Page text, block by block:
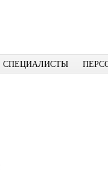
СПЕЦИАЛИСТЫ